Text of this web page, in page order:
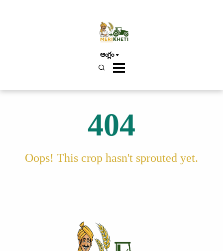
ఆంగ్లం
404
Oops! This crop hasn't sprouted yet.